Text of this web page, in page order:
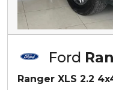
Ford
Ranger XLS 2.2